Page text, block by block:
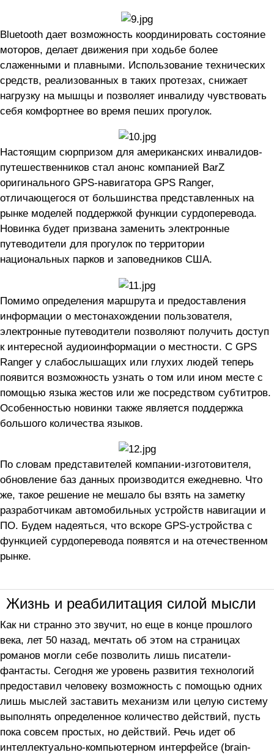
Bluetooth дает возможность координировать состояние
моторов, делает движения при ходьбе более
слаженными и плавными. Использование технических
средств, реализованных в таких протезах, снижает
нагрузку на мышцы и позволяет инвалиду чувствовать
себя комфортнее во время пеших прогулок.
Настоящим сюрпризом для американских инвалидов-
путешественников стал анонс компанией BarZ
оригинального GPS-навигатора GPS Ranger,
отличающегося от большинства представленных на
рынке моделей поддержкой функции сурдоперевода.
Новинка будет призвана заменить электронные
путеводители для прогулок по территории
национальных парков и заповедников США.
Помимо определения маршрута и предоставления
информации о местонахождении пользователя,
электронные путеводители позволяют получить доступ
к интересной аудиоинформации о местности. С GPS
Ranger у слабослышащих или глухих людей теперь
появится возможность узнать о том или ином месте с
помощью языка жестов или же посредством субтитров.
Особенностью новинки также является поддержка
большого количества языков.
По словам представителей компании-изготовителя,
обновление баз данных производится ежедневно. Что
же, такое решение не мешало бы взять на заметку
разработчикам автомобильных устройств навигации и
ПО. Будем надеяться, что вскоре GPS-устройства с
функцией сурдоперевода появятся и на отечественном
рынке.
Жизнь и реабилитация силой мысли
Как ни странно это звучит, но еще в конце прошлого
века, лет 50 назад, мечтать об этом на страницах
романов могли себе позволить лишь писатели-
фантасты. Сегодня же уровень развития технологий
предоставил человеку возможность с помощью одних
лишь мыслей заставить механизм или целую систему
выполнять определенное количество действий, пусть
пока совсем простых, но действий. Речь идет об
интеллектуально-компьютерном интерфейсе (brain-